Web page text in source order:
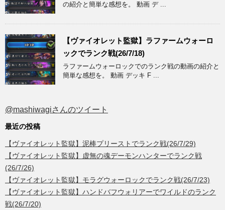
の紹介と簡単な感想を。 動画 デ ...
【ヴァイオレット監獄】ラファームウォーロ
ックでランク戦(26/7/18)
ラファームウォーロックでのランク戦の動画の紹介と
簡単な感想を。 動画 デッキ F ...
@mashiwagiさんのツイート
最近の投稿
【ヴァイオレット監獄】泥棒プリーストでランク戦(26/7/29)
【ヴァイオレット監獄】虚無の魂デーモンハンターでランク戦
(26/7/26)
【ヴァイオレット監獄】モラグウォーロックでランク戦(26/7/23)
【ヴァイオレット監獄】ハンドバフウォリアーでワイルドのランク
戦(26/7/20)